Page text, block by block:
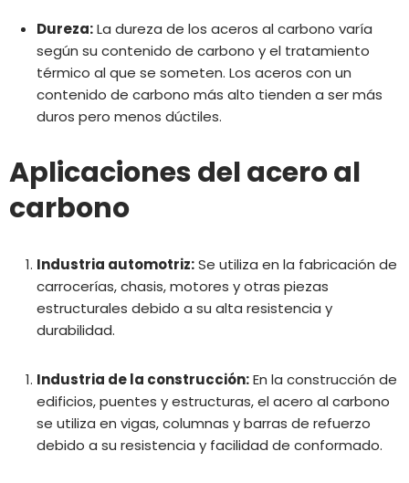
Dureza:La dureza de los aceros al carbono varía
según su contenido de carbono y el tratamiento
térmico al que se someten. Los aceros con un
contenido de carbono más alto tienden a ser más
duros pero menos dúctiles.
Aplicaciones del acero al
carbono
Industria automotriz:Se utiliza en la fabricación de
carrocerías, chasis, motores y otras piezas
estructurales debido a su alta resistencia y
durabilidad.
Industria de la construcción:En la construcción de
edificios, puentes y estructuras, el acero al carbono
se utiliza en vigas, columnas y barras de refuerzo
debido a su resistencia y facilidad de conformado.